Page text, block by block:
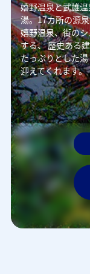
嬉野温泉と武雄
湯。17カ所の源
嬉野温泉、街の
する、歴史ある
たっぷりとした
迎えてくれます。